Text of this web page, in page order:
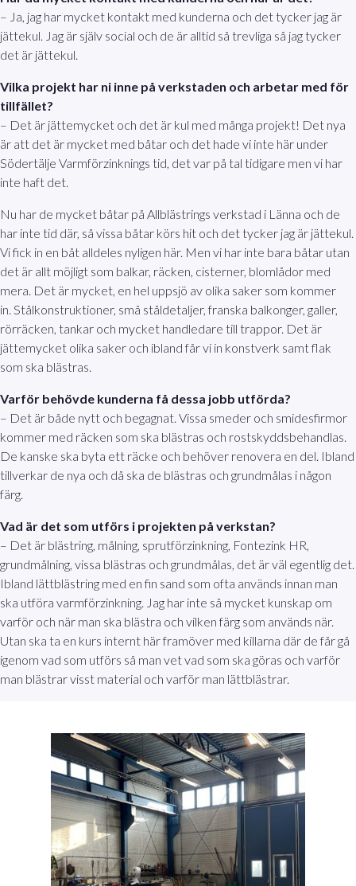
– Ja, jag har mycket kontakt med kunderna och det tycker jag är
jättekul. Jag är själv social och de är alltid så trevliga så jag tycker
det är jättekul.
Vilka projekt har ni inne på verkstaden och arbetar med för
tillfället?
– Det är jättemycket och det är kul med många projekt! Det nya
är att det är mycket med båtar och det hade vi inte här under
Södertälje Varmförzinknings tid, det var på tal tidigare men vi har
inte haft det.
Nu har de mycket båtar på Allblästrings verkstad i Länna och de
har inte tid där, så vissa båtar körs hit och det tycker jag är jättekul.
Vi fick in en båt alldeles nyligen här. Men vi har inte bara båtar utan
det är allt möjligt som balkar, räcken, cisterner, blomlådor med
mera. Det är mycket, en hel uppsjö av olika saker som kommer
in. Stålkonstruktioner, små ståldetaljer, franska balkonger, galler,
rörräcken, tankar och mycket handledare till trappor. Det är
jättemycket olika saker och ibland får vi in konstverk samt flak
som ska blästras.
Varför behövde kunderna få dessa jobb utförda?
– Det är både nytt och begagnat. Vissa smeder och smidesfirmor
kommer med räcken som ska blästras och rostskyddsbehandlas.
De kanske ska byta ett räcke och behöver renovera en del. Ibland
tillverkar de nya och då ska de blästras och grundmålas i någon
färg.
Vad är det som utförs i projekten på verkstan?
– Det är blästring, målning, sprutförzinkning, Fontezink HR,
grundmålning, vissa blästras och grundmålas, det är väl egentlig det.
Ibland lättblästring med en fin sand som ofta används innan man
ska utföra varmförzinkning. Jag har inte så mycket kunskap om
varför och när man ska blästra och vilken färg som används när.
Utan ska ta en kurs internt här framöver med killarna där de får gå
igenom vad som utförs så man vet vad som ska göras och varför
man blästrar visst material och varför man lättblästrar.